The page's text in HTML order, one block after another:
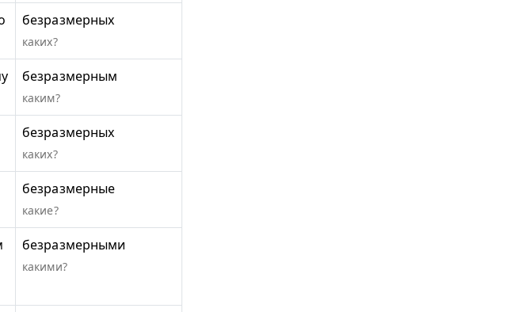
безразмерных
каких?
безразмерным
каким?
безразмерных
каких?
безразмерные
какие?
безразмерными
какими?